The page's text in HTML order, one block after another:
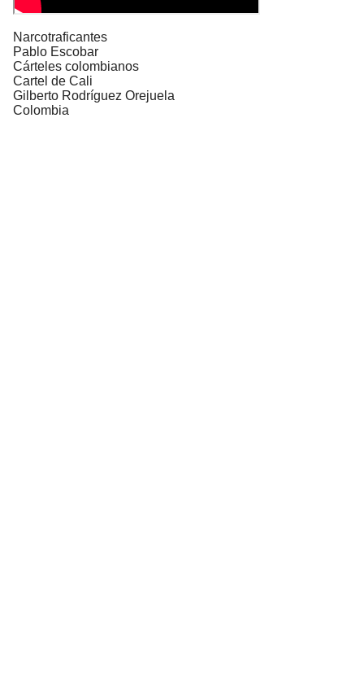
Narcotraficantes
Pablo Escobar
Cárteles colombianos
Cartel de Cali
Gilberto Rodríguez Orejuela
Colombia